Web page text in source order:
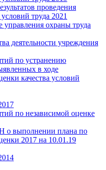
проведения
труда 2021
охраны труда
деятельности учреждения
по устранению
в ходе
качества условий
по независимой оценке
выполнении плана по
2017 на 10.01.19